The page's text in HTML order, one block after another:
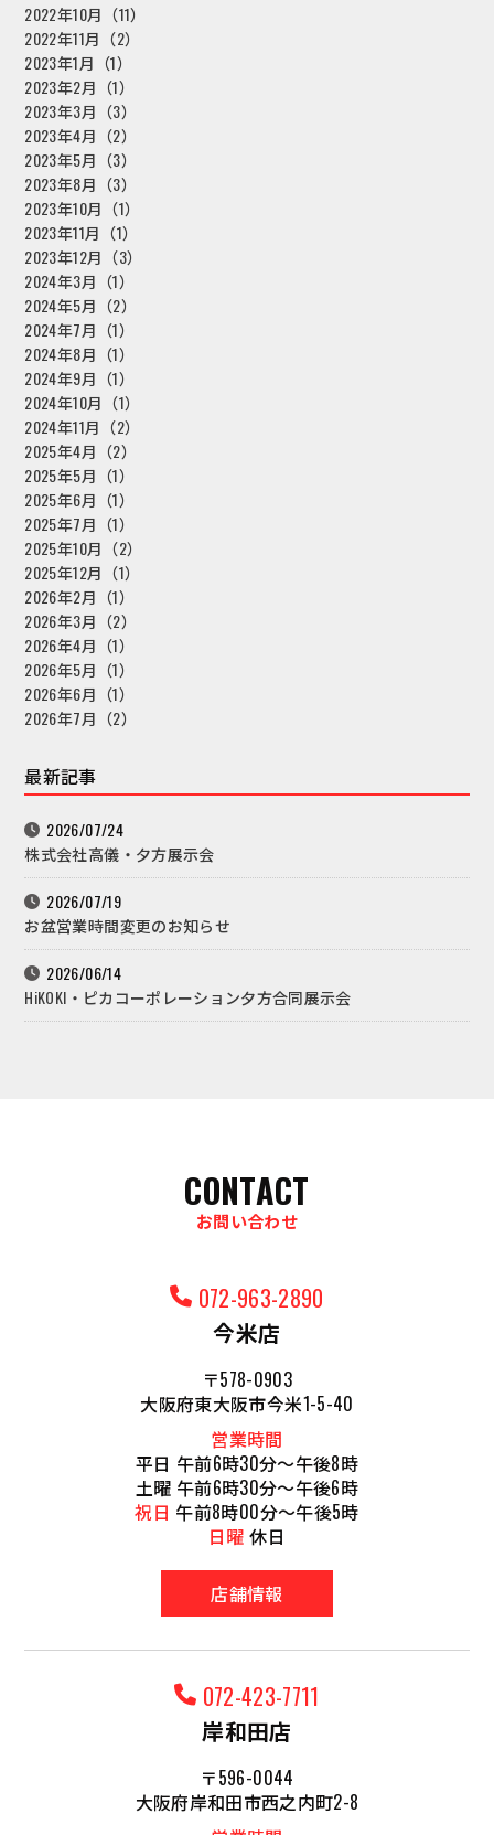
2022年10月（11）
2022年11月（2）
2023年1月（1）
2023年2月（1）
2023年3月（3）
2023年4月（2）
2023年5月（3）
2023年8月（3）
2023年10月（1）
2023年11月（1）
2023年12月（3）
2024年3月（1）
2024年5月（2）
2024年7月（1）
2024年8月（1）
2024年9月（1）
2024年10月（1）
2024年11月（2）
2025年4月（2）
2025年5月（1）
2025年6月（1）
2025年7月（1）
2025年10月（2）
2025年12月（1）
2026年2月（1）
2026年3月（2）
2026年4月（1）
2026年5月（1）
2026年6月（1）
2026年7月（2）
最新記事
2026/07/24
株式会社高儀・夕方展示会
2026/07/19
お盆営業時間変更のお知らせ
2026/06/14
HiKOKI・ピカコーポレーション夕方合同展示会
CONTACT
お問い合わせ
072-963-2890
今米店
〒578-0903
大阪府東大阪市今米1-5-40
営業時間
平日 午前6時30分～午後8時
土曜 午前6時30分～午後6時
祝日 午前8時00分～午後5時
日曜 休日
店舗情報
072-423-7711
岸和田店
〒596-0044
大阪府岸和田市西之内町2-8